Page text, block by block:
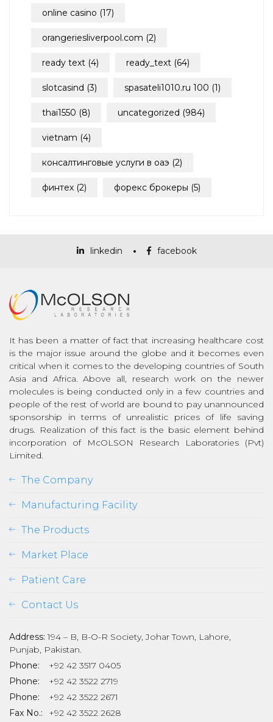
online casino (17)
orangeriesliverpool.com (2)
ready text (4) ready_text (64)
slotcasind (3) spasateli1010.ru 100 (1)
thai1550 (8) uncategorized (984)
vietnam (4)
консалтинговые услуги в оаэ (2)
финтех (2) форекс брокеры (5)
linkedin facebook
It has been a matter of fact that increasing healthcare cost
is the major issue around the globe and it becomes even
critical when it comes to the developing countries of South
Asia and Africa. Above all, research work on the newer
molecules is being conducted only in a few countries and
people of the rest of world are bound to pay unannounced
sponsorship in terms of unrealistic prices of life saving
drugs. Realization of this fact is the basic element behind
incorporation of McOLSON Research Laboratories (Pvt)
Limited.
The Company
Manufacturing Facility
The Products
Market Place
Patient Care
Contact Us
Address: 194 – B, B-O-R Society, Johar Town, Lahore,
Punjab, Pakistan.
Phone:
+92 42 3517 0405
Phone:
+92 42 3522 2719
Phone:
+92 42 3522 2671
Fax No.:
+92 42 3522 2628